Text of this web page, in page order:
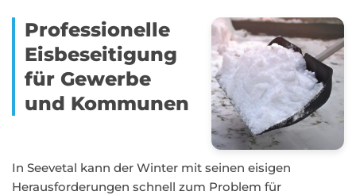
Professionelle
Eisbeseitigung
für Gewerbe
und Kommunen
In Seevetal kann der Winter mit seinen eisigen
Herausforderungen schnell zum Problem für